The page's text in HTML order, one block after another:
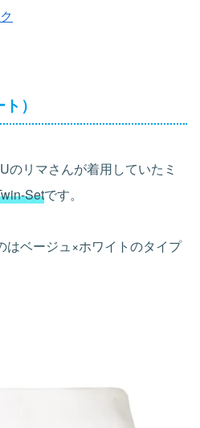
）
のリマさんが着用していたミ
Setです。
はベージュ×ホワイトのタイプ